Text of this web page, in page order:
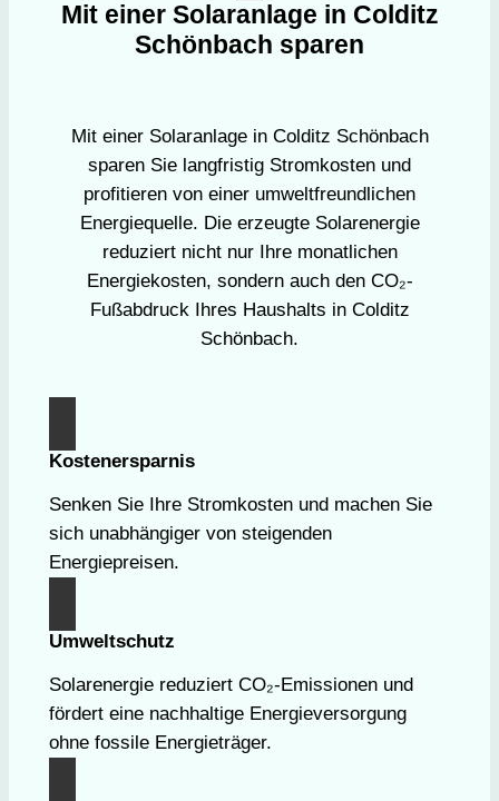
Mit einer Solaranlage in Colditz
Schönbach sparen
Mit einer Solaranlage in Colditz Schönbach
sparen Sie langfristig Stromkosten und
profitieren von einer umweltfreundlichen
Energiequelle. Die erzeugte Solarenergie
reduziert nicht nur Ihre monatlichen
Energiekosten, sondern auch den CO₂-
Fußabdruck Ihres Haushalts in Colditz
Schönbach.
Kostenersparnis
Senken Sie Ihre Stromkosten und machen Sie
sich unabhängiger von steigenden
Energiepreisen.
Umweltschutz
Solarenergie reduziert CO₂-Emissionen und
fördert eine nachhaltige Energieversorgung
ohne fossile Energieträger.